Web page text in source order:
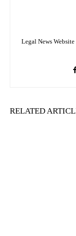
Legal News
RELATED